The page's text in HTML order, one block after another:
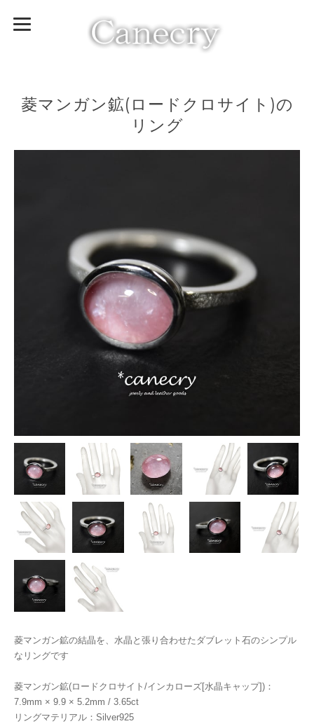
菱マンガン鉱(ロードクロサイト)の
リング
菱マンガン鉱の結晶を、水晶と張り合わせたダブレット石のシンプル
なリングです
菱マンガン鉱(ロードクロサイト/インカローズ[水晶キャップ])：
7.9mm × 9.9 × 5.2mm / 3.65ct
リングマテリアル：Silver925